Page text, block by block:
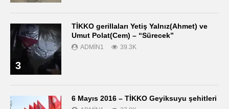
3
TİKKO gerillaları Yetiş Yalnız(Ahmet) ve
Umut Polat(Cem) – “Sürecek”
ADMIN1 39.3K
6 Mayıs 2016 – TİKKO Geyiksuyu şehitleri